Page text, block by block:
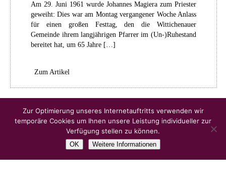
Am 29. Juni 1961 wurde Johannes Magiera zum Priester
geweiht: Dies war am Montag vergangener Woche Anlass
für einen großen Festtag, den die Wittichenauer
Gemeinde ihrem langjährigen Pfarrer im (Un-)Ruhestand
bereitet hat, um 65 Jahre […]
Zum Artikel
Ältere Artikel
Zur Optimierung unseres Internetauftritts verwenden wir
temporäre Cookies um Ihnen unsere Leistung individueller zur
Verfügung stellen zu können.
OK Weitere Informationen